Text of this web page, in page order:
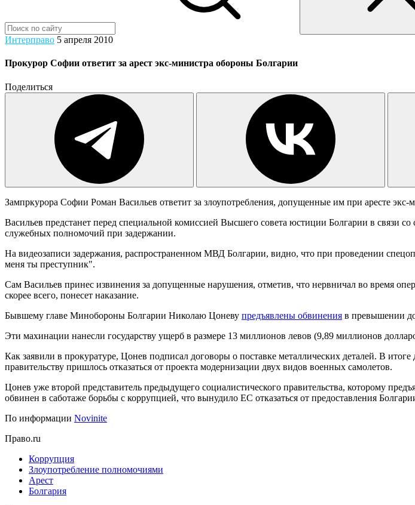
Интерправо 5 апреля 2010
Прокурор Софии ответит за арест экс-министра обороны Болгарии
Поделиться
Зампркурора Софии Роман Васильев ответит за злоупотребления, допущенные им при аресте
Васильев предстанет перед специальной комиссией Высшего совета юстиции Болгарии в связи
служебных полномочий при задержании.
На видеозаписи задержания, распространенном МВД Болгарии, видно, что при проведении
меня ты преступник".
Сам Васильев принес извинения за допущенные нарушения, отметив, что нервничал во время
скорее всего, понесет наказание.
Бывшему главе Минобороны Болгарии Николаю Цоневу предъявлены обвинения в превышении
Эти махинации нанесли государству ущерб в размере 13 миллионов левов (9,89 миллионов
Как заявили в прокуратуре, Цонев подписал договоры о поставке металлических деталей. В
правительству пришлось отказаться от проекта модернизации двух видов военных самолетов.
Цонев уже второй представитель предыдущего социалистического правительства, которому
обвинен в саботаже борьбы с коррупцией, что вынудило ЕС отказаться от предоставления
По информации Novinite
Право.ru
Коррупция
Злоупотребление полномочиями
Арест
Болгария